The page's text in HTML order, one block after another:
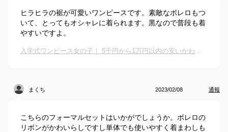
ヒラヒラの裾が可愛いワンピースです。素敵なボレロもつ
いて、とってもオシャレに着られます。黒なので普段も着
やすいですよ。
入学式ワンピース女の子｜ 5千円から1万円以内の安いかわいいフォーマル服でおすすめは？
まくち 2023/02/08 通報
こちらのフォーマルセットはいかがでしょうか。ボレロの
リボンがかわいらしですし単体でも使いやすく着まわしも